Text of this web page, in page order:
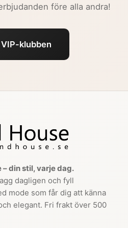
före alla andra!
VIP-klubben
– din stil, varje dag.
dagligen och fyll
mode som får dig att känna
elegant. Fri frakt över 500